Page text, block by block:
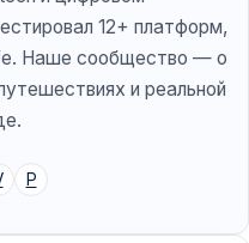
12+ платформ,
Наше сообщество — о
и реальной
P